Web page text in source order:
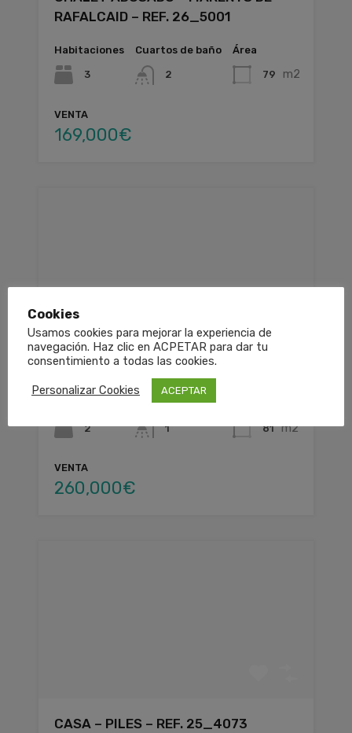
RAFALCAID – REF. 26_5001
Habitaciones
3
Cuartos de baño
2
Área
79 m2
VENTA
169,000€
LOFT – GANDIA – REF. 25_4086
2
Cuartos de baño
1 81 m2
VENTA
260,000€
CASA – PILES – REF. 25_4073
Cookies
Usamos cookies para mejorar la experiencia de
navegación. Haz clic en ACPETAR para dar tu
consentimiento a todas las cookies.
Personalizar Cookies ACEPTAR